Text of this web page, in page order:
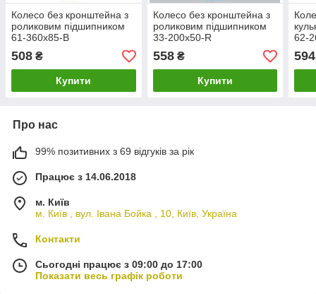
Колесо без кронштейна з
роликовим підшипником
61-360х85-B
508 ₴
Купити
Колесо без кронштейна з
роликовим підшипником
33-200х50-R
558₴
Купити
62-
594
Про нас
99% позитивних з 69 відгуків за рік
Працює з 14.06.2018
м. Київ
м. Київ , вул. Івана Бойка , 10, Київ, Україна
Контакти
Сьогодні працює з 09:00 до 17:00
Показати весь графік роботи